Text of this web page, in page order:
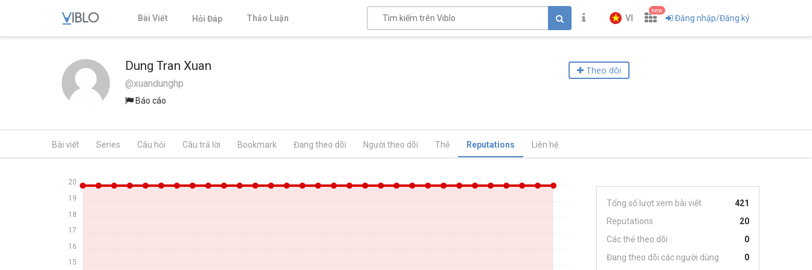
Bài Viết Hỏi Đáp Thảo Luận VI
new
Đăng nhập/Đăng ký
Dung Tran Xuan
@xuandunghp
Báo cáo
Theo dõi
Bài viết Series Câu hỏi Câu trả lời Bookmark Đang theo dõi Người theo dõi Thẻ Reputations Liên hệ
15
16
17
18
19
20
Tổng số lượt xem bài viết
421
Reputations
20
Các thẻ theo dõi
0
Đang theo dõi các người dùng
0